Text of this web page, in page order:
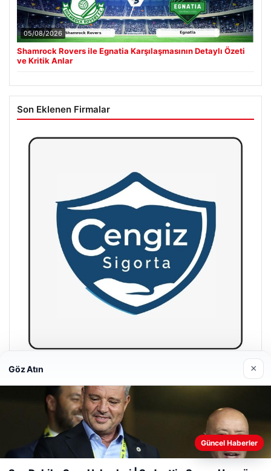
05/08/2026
Shamrock Rovers ile Egnatia Karşılaşmasının Detaylı Özeti
ve Kritik Anlar
Son Eklenen Firmalar
Hastaş Beton
26/05/2026
Web sitemizi nasıl kullandığınızı daha iyi anlayabilmek,
Göz Atın ×
Güncel Haberler